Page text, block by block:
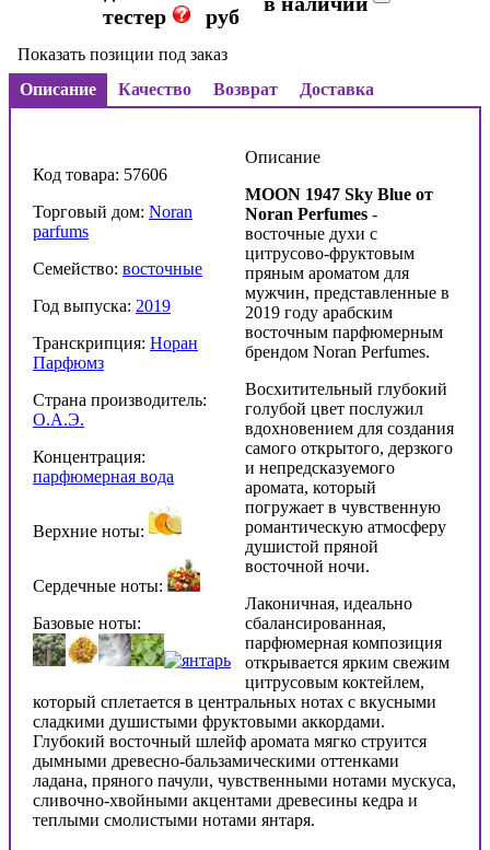
тестер
руб
Показать позиции под заказ
Описание
Качество Возврат Доставка
Код товара: 57606
Торговый дом: Noran
parfums
Семейство: восточные
Год выпуска: 2019
Транскрипция: Норан
Парфюмз
Страна производитель:
О.А.Э.
Концентрация:
парфюмерная вода
Верхние ноты:
Сердечные ноты:
Базовые ноты:
Описание
MOON 1947 Sky Blue от
Noran Perfumes -
восточные духи с
цитрусово-фруктовым
пряным ароматом для
мужчин, представленные в
2019 году арабским
восточным парфюмерным
брендом Noran Perfumes.
Восхитительный глубокий
голубой цвет послужил
вдохновением для создания
самого открытого, дерзкого
и непредсказуемого
аромата, который
погружает в чувственную
романтическую атмосферу
душистой пряной
восточной ночи.
Лаконичная, идеально
сбалансированная,
парфюмерная композиция
открывается ярким свежим
цитрусовым коктейлем,
который сплетается в центральных нотах с вкусными
сладкими душистыми фруктовыми аккордами.
Глубокий восточный шлейф аромата мягко струится
дымными древесно-бальзамическими оттенками
ладана, пряного пачули, чувственными нотами мускуса,
сливочно-хвойными акцентами древесины кедра и
теплыми смолистыми нотами янтаря.